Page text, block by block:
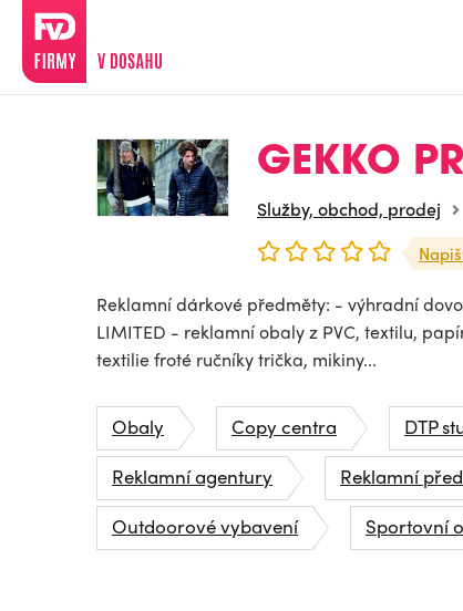
GEKKO
Služby, obchod, prodej
Reklamní dárkové předměty: - výhradní
LIMITED - reklamní obaly z PVC, textilu,
textilie froté ručníky trička, mikiny...
Obaly Copy centra DTP
Reklamní agentury
Reklamní
Outdoorové vybavení
Sportovní